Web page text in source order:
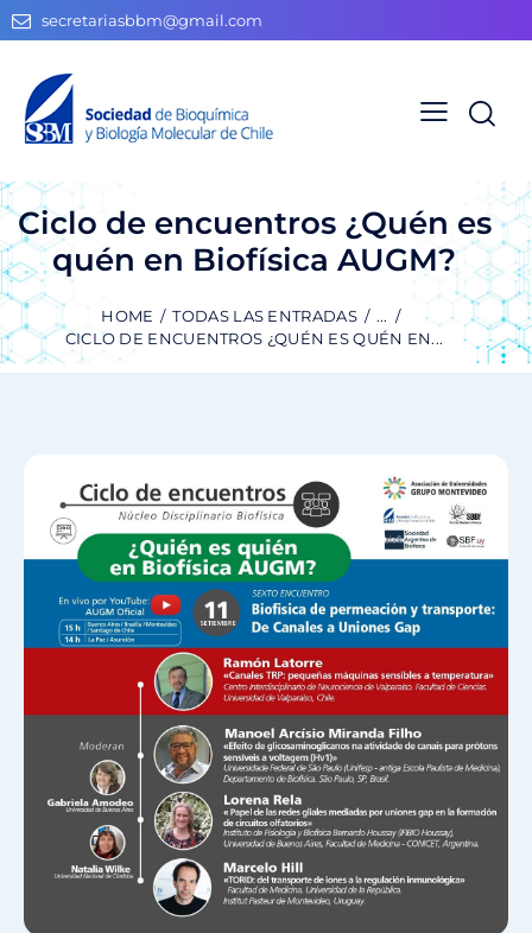
secretariasbbm@gmail.com
Ciclo de encuentros ¿Quén es
quén en Biofísica AUGM?
HOME TODAS LAS ENTRADAS
...
CICLO DE ENCUENTROS ¿QUÉN ES QUÉN EN...